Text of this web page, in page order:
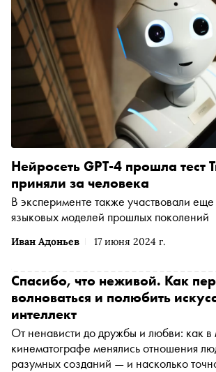
Иван Адоньев 17 июня 2024 г.
Нейросеть GPT-4 прошла тест
приняли за человека
В эксперименте также участвовали
языковых моделей прошлых поколений
Спасибо, что неживой. Как
волноваться и полюбить
интеллект
От ненависти до дружбы и любви: как
кинематографе менялись отношения
разумных созданий — и насколько